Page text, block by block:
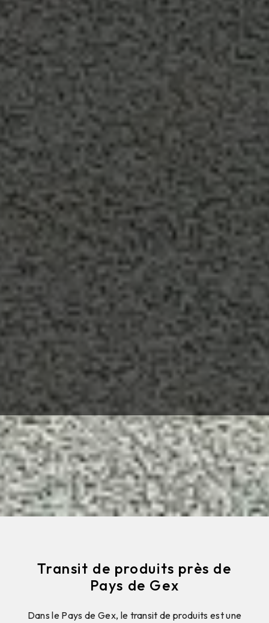
Transit de produits près de
Pays de Gex
Dans le Pays de Gex, le transit de produits est une